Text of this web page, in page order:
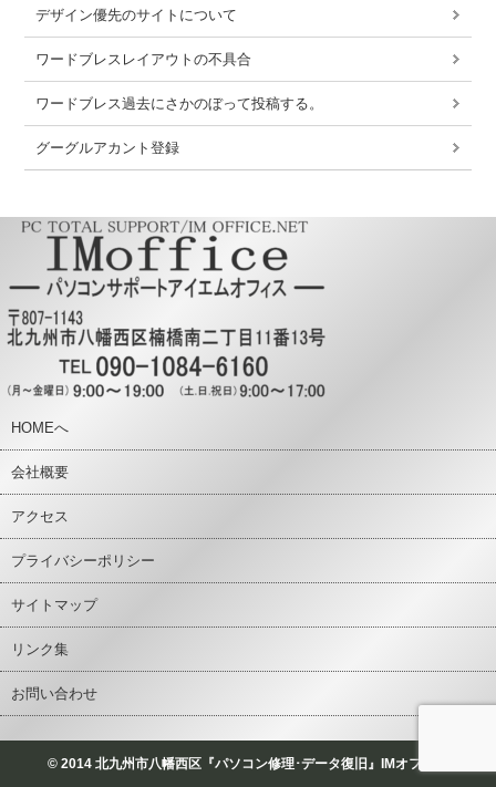
デザイン優先のサイトについて
ワードブレスレイアウトの不具合
ワードブレス過去にさかのぼって投稿する。
グーグルアカント登録
HOMEへ
会社概要
アクセス
プライバシーポリシー
サイトマップ
リンク集
お問い合わせ
© 2014 北九州市八幡西区『パソコン修理･データ復旧』IMオフィス